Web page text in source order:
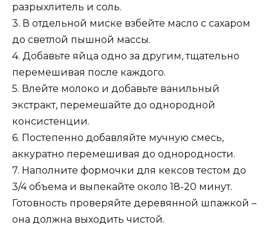
разрыхлитель и соль.
3. В отдельной миске взбейте масло с сахаром
до светлой пышной массы.
4. Добавьте яйца одно за другим, тщательно
перемешивая после каждого.
5. Влейте молоко и добавьте ванильный
экстракт, перемешайте до однородной
консистенции.
6. Постепенно добавляйте мучную смесь,
аккуратно перемешивая до однородности.
7. Наполните формочки для кексов тестом до
3/4 объема и выпекайте около 18-20 минут.
Готовность проверяйте деревянной шпажкой –
она должна выходить чистой.